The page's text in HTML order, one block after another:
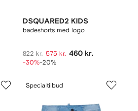
DSQUARED2 KIDS
badeshorts med logo
822 kr. 575 kr. 460 kr.
-30%-20%
Specialtilbud